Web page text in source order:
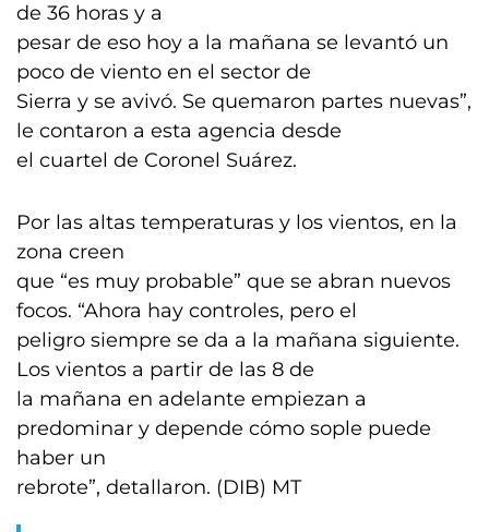
de 36 horas y a
pesar de eso hoy a la mañana se levantó un
poco de viento en el sector de
Sierra y se avivó. Se quemaron partes nuevas”,
le contaron a esta agencia desde
el cuartel de Coronel Suárez.
Por las altas temperaturas y los vientos, en la
zona creen
que “es muy probable” que se abran nuevos
focos. “Ahora hay controles, pero el
peligro siempre se da a la mañana siguiente.
Los vientos a partir de las 8 de
la mañana en adelante empiezan a
predominar y depende cómo sople puede
haber un
rebrote”, detallaron. (DIB) MT